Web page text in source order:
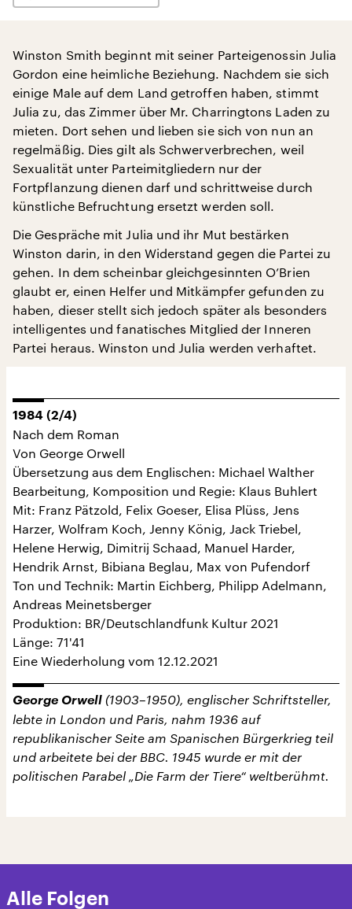
Winston Smith beginnt mit seiner Parteigenossin Julia
Gordon eine heimliche Beziehung. Nachdem sie sich
einige Male auf dem Land getroffen haben, stimmt
Julia zu, das Zimmer über Mr. Charringtons Laden zu
mieten. Dort sehen und lieben sie sich von nun an
regelmäßig. Dies gilt als Schwerverbrechen, weil
Sexualität unter Parteimitgliedern nur der
Fortpflanzung dienen darf und schrittweise durch
künstliche Befruchtung ersetzt werden soll.
Die Gespräche mit Julia und ihr Mut bestärken
Winston darin, in den Widerstand gegen die Partei zu
gehen. In dem scheinbar gleichgesinnten O’Brien
glaubt er, einen Helfer und Mitkämpfer gefunden zu
haben, dieser stellt sich jedoch später als besonders
intelligentes und fanatisches Mitglied der Inneren
Partei heraus. Winston und Julia werden verhaftet.
1984 (2/4)
Nach dem Roman
Von George Orwell
Übersetzung aus dem Englischen: Michael Walther
Bearbeitung, Komposition und Regie: Klaus Buhlert
Mit: Franz Pätzold, Felix Goeser, Elisa Plüss, Jens
Harzer, Wolfram Koch, Jenny König, Jack Triebel,
Helene Herwig, Dimitrij Schaad, Manuel Harder,
Hendrik Arnst, Bibiana Beglau, Max von Pufendorf
Ton und Technik: Martin Eichberg, Philipp Adelmann,
Andreas Meinetsberger
Produktion: BR/Deutschlandfunk Kultur 2021
Länge: 71'41
Eine Wiederholung vom 12.12.2021
George Orwell (1903–1950), englischer Schriftsteller,
lebte in London und Paris, nahm 1936 auf
republikanischer Seite am Spanischen Bürgerkrieg teil
und arbeitete bei der BBC. 1945 wurde er mit der
politischen Parabel „Die Farm der Tiere“ weltberühmt.
Alle Folgen